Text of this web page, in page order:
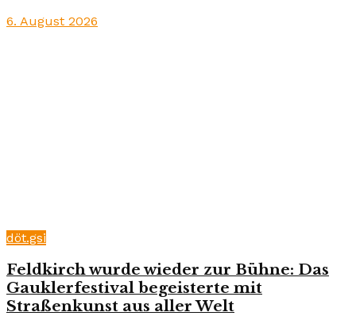
6. August 2026
döt.gsi
Feldkirch wurde wieder zur Bühne: Das
Gauklerfestival begeisterte mit
Straßenkunst aus aller Welt